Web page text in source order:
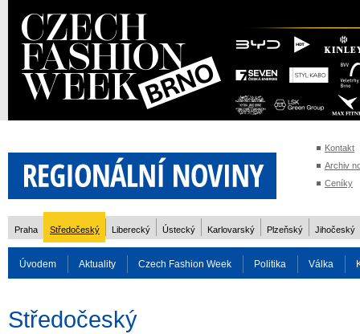
Kontakt
Archiv
Ceníky
Praha Středočeský Liberecký Ústecký Karlovarský Plzeňský Jihočeský
Úvodem Aktuality Czech Fashion Week Politika Válka
Středočeský